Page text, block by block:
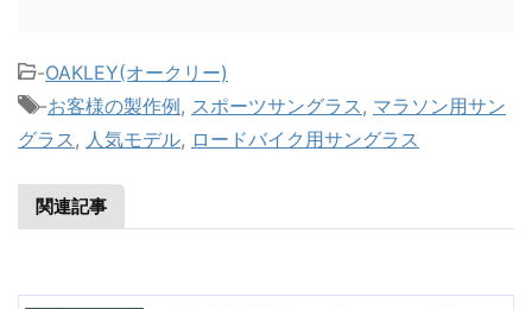
-OAKLEY(オークリー)
-お客様の製作例, スポーツサングラス , マラソン用サン
グラス , 人気モデル, ロードバイク用サングラス
関連記事